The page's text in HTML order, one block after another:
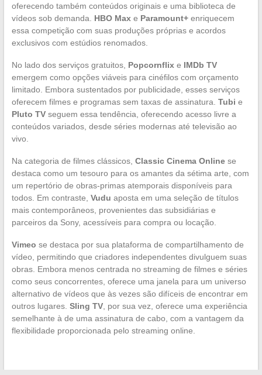
oferecendo também conteúdos originais e uma biblioteca de
vídeos sob demanda. HBO Maxe Paramount+enriquecem
essa competição com suas produções próprias e acordos
exclusivos com estúdios renomados.
No lado dos serviços gratuitos, Popcornflixe IMDb TV
emergem como opções viáveis para cinéfilos com orçamento
limitado. Embora sustentados por publicidade, esses serviços
oferecem filmes e programas sem taxas de assinatura. Tubi e
Pluto TVseguem essa tendência, oferecendo acesso livre a
conteúdos variados, desde séries modernas até televisão ao
vivo.
Na categoria de filmes clássicos, Classic Cinema Onlinese
destaca como um tesouro para os amantes da sétima arte, com
um repertório de obras-primas atemporais disponíveis para
todos. Em contraste, Vudu aposta em uma seleção de títulos
mais contemporâneos, provenientes das subsidiárias e
parceiros da Sony, acessíveis para compra ou locação.
Vimeo se destaca por sua plataforma de compartilhamento de
vídeo, permitindo que criadores independentes divulguem suas
obras. Embora menos centrada no streaming de filmes e séries
como seus concorrentes, oferece uma janela para um universo
alternativo de vídeos que às vezes são difíceis de encontrar em
outros lugares. Sling TV, por sua vez, oferece uma experiência
semelhante à de uma assinatura de cabo, com a vantagem da
flexibilidade proporcionada pelo streaming online.